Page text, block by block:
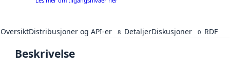
OversiktDistribusjoner og API-er 8 DetaljerDiskusjoner 0 RDF
Beskrivelse